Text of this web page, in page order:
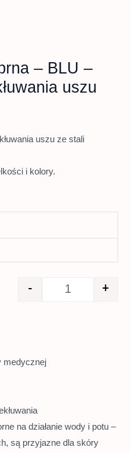
– BLU –
uszu
uszu ze stali
i kolory.
- +
medycznej
na działanie wody i potu –
są przyjazne dla skóry